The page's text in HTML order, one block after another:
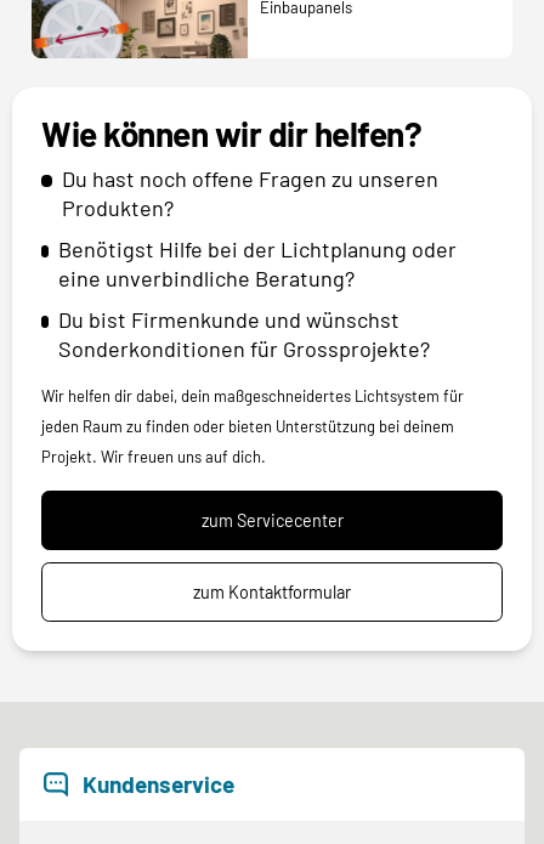
Einbaupanels
Wie können wir dir helfen?
Du hast noch offene Fragen zu unseren
Produkten?
Benötigst Hilfe bei der Lichtplanung oder
eine unverbindliche Beratung?
Du bist Firmenkunde und wünschst
Sonderkonditionen für Grossprojekte?
Wir helfen dir dabei, dein maßgeschneidertes Lichtsystem für
jeden Raum zu finden oder bieten Unterstützung bei deinem
Projekt. Wir freuen uns auf dich.
zum Servicecenter
zum Kontaktformular
Kundenservice